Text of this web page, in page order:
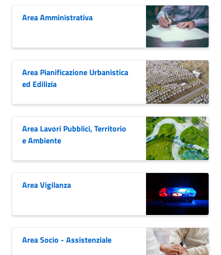
Area Amministrativa
Area Pianificazione Urbanistica
ed Edilizia
Area Lavori Pubblici, Territorio
e Ambiente
Area Vigilanza
Area Socio - Assistenziale